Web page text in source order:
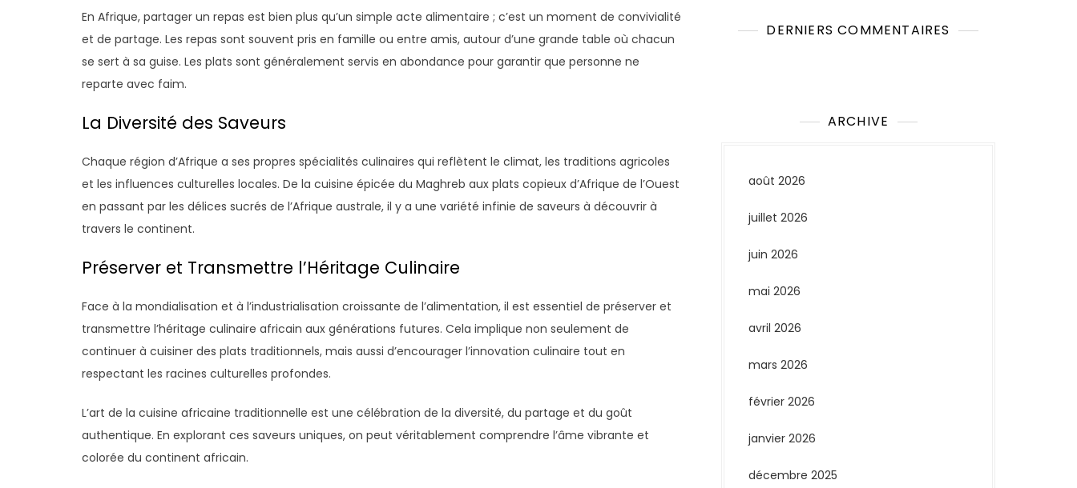
En Afrique, partager un repas est bien plus qu’un simple acte alimentaire ; c’est un moment de convivialité
et de partage. Les repas sont souvent pris en famille ou entre amis, autour d’une grande table où chacun
se sert à sa guise. Les plats sont généralement servis en abondance pour garantir que personne ne
reparte avec faim.
La Diversité des Saveurs
Chaque région d’Afrique a ses propres spécialités culinaires qui reflètent le climat, les traditions agricoles
et les influences culturelles locales. De la cuisine épicée du Maghreb aux plats copieux d’Afrique de l’Ouest
en passant par les délices sucrés de l’Afrique australe, il y a une variété infinie de saveurs à découvrir à
travers le continent.
Préserver et Transmettre l’Héritage Culinaire
Face à la mondialisation et à l’industrialisation croissante de l’alimentation, il est essentiel de préserver et
transmettre l’héritage culinaire africain aux générations futures. Cela implique non seulement de
continuer à cuisiner des plats traditionnels, mais aussi d’encourager l’innovation culinaire tout en
respectant les racines culturelles profondes.
L’art de la cuisine africaine traditionnelle est une célébration de la diversité, du partage et du goût
authentique. En explorant ces saveurs uniques, on peut véritablement comprendre l’âme vibrante et
colorée du continent africain.
DERNIERS COMMENTAIRES
ARCHIVE
août 2026
juillet 2026
juin 2026
mai 2026
avril 2026
mars 2026
février 2026
janvier 2026
décembre 2025